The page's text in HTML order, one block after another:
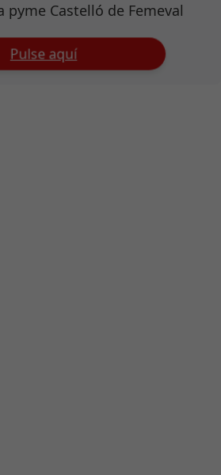
pyme Castelló de Femeval
Pulse aquí